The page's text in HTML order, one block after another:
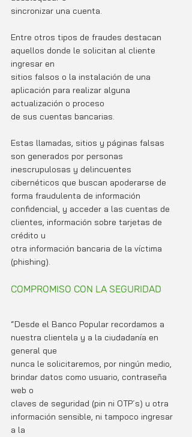
sincronizar una cuenta.
Entre otros tipos de fraudes destacan
aquellos donde le solicitan al cliente
ingresar en
sitios falsos o la instalación de una
aplicación para realizar alguna
actualización o proceso
de sus cuentas bancarias.
Estas llamadas, sitios y páginas falsas
son generados por personas
inescrupulosas y delincuentes
cibernéticos que buscan apoderarse de
forma fraudulenta de información
confidencial, y acceder a las cuentas de
clientes, información sobre tarjetas de
crédito u
otra información bancaria de la víctima
(phishing).
COMPROMISO CON LA SEGURIDAD
“Desde el Banco Popular recordamos a
nuestra clientela y a la ciudadanía en
general que
nunca le solicitaremos, por ningún medio,
brindar datos como usuario, contraseña
web o
claves de seguridad (pin ni OTP´s) u otra
información sensible, ni tampoco ingresar
a la